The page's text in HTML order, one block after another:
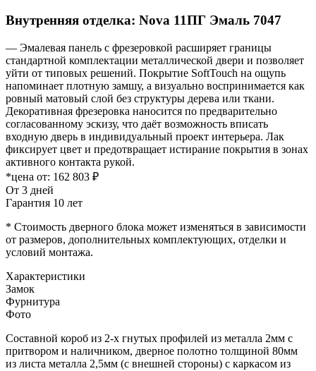
Внутренняя отделка: Nova 11ПГ Эмаль 7047
— Эмалевая панель с фрезеровкой расширяет границы
стандартной комплектации металлической двери и позволяет
уйти от типовых решений. Покрытие SoftTouch на ощупь
напоминает плотную замшу, а визуально воспринимается как
ровный матовый слой без структуры дерева или ткани.
Декоративная фрезеровка наносится по предварительно
согласованному эскизу, что даёт возможность вписать
входную дверь в индивидуальный проект интерьера. Лак
фиксирует цвет и предотвращает истирание покрытия в зонах
активного контакта рукой.
*цена от: 162 803 ₽
От 3 дней
Гарантия 10 лет
* Стоимость дверного блока может изменяться в зависимости
от размеров, дополнительных комплектующих, отделки и
условий монтажа.
Характеристики
Замок
Фурнитура
Фото
Составной короб из 2-х гнутых профилей из металла 2мм с
притвором и наличником, дверное полотно толщиной 80мм
из листа металла 2,5мм (с внешней стороны) c каркасом из